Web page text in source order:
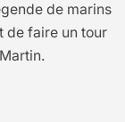
de marins
de faire un tour